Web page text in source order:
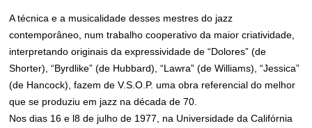
A técnica e a musicalidade desses mestres do jazz
contemporâneo, num trabalho cooperativo da maior criatividade,
interpretando originais da expressividade de “Dolores” (de
Shorter), “Byrdlike” (de Hubbard), “Lawra” (de Williams), “Jessica”
(de Hancock), fazem de V.S.O.P. uma obra referencial do melhor
que se produziu em jazz na década de 70.
Nos dias 16 e l8 de julho de 1977, na Universidade da Califórnia